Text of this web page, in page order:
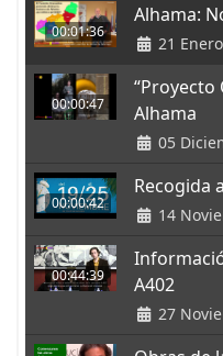
00:01:36
Alhama:
21
00:00:47
“Proyecto
Alhama
05
00:00:42
Recogida
14
00:44:39
A402
27